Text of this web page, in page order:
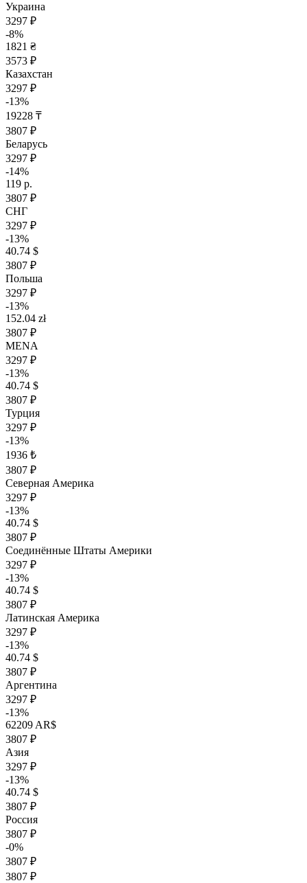
Украина
3297 ₽
-8%
1821 ₴
3573 ₽
Казахстан
3297 ₽
-13%
19228 ₸
3807 ₽
Беларусь
3297 ₽
-14%
119 р.
3807 ₽
СНГ
3297 ₽
-13%
40.74 $
3807 ₽
Польша
3297 ₽
-13%
152.04 zł
3807 ₽
MENA
3297 ₽
-13%
40.74 $
3807 ₽
Турция
3297 ₽
-13%
1936 ₺
3807 ₽
Северная Америка
3297 ₽
-13%
40.74 $
3807 ₽
Соединённые Штаты Америки
3297 ₽
-13%
40.74 $
3807 ₽
Латинская Америка
3297 ₽
-13%
40.74 $
3807 ₽
Аргентина
3297 ₽
-13%
62209 AR$
3807 ₽
Азия
3297 ₽
-13%
40.74 $
3807 ₽
Россия
3807 ₽
-0%
3807 ₽
3807 ₽